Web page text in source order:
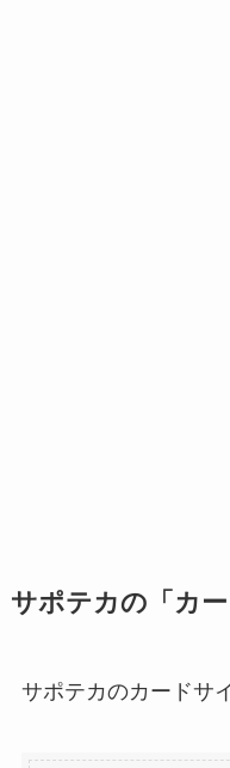
サポテカの「カー
サポテカのカードサ